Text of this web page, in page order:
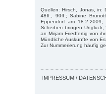
Quellen: Hirsch, Jonas, in:
48ff., 90ff.; Sabine
Eppendorf am
Scherben bringen
an Mirjam Friedfertig von
Mündliche Auskünfte von
Zur Nummerierung häufig
IMPRESSUM /